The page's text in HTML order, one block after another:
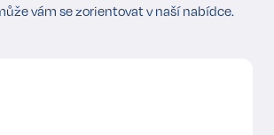
vám se zorientovat v naší nabídce.